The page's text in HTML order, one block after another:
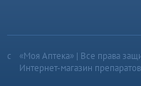
«Моя Аптека» | Все права
Интернет-магазин